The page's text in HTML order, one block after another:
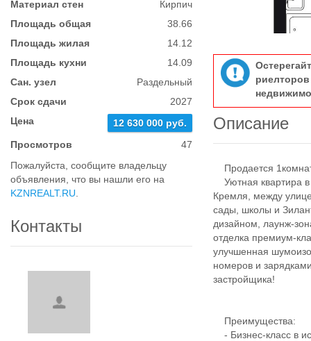
Материал стен
Кирпич
Площадь общая
38.66
Площадь жилая
14.12
Площадь кухни
14.09
Сан. узел
Раздельный
Срок сдачи
2027
Цена
12 630 000 руб.
Просмотров
47
Пожалуйста, сообщите владельцу
объявления, что вы нашли его на
KZNREALT.RU
Контакты
Описание
Продается
Уютная квартира в
Кремля, между
сады, школы и
дизайном, лаунж-
отделка премиум-
улучшенная
номеров и
застройщика!
Преимущества:
- Бизнес-класс в